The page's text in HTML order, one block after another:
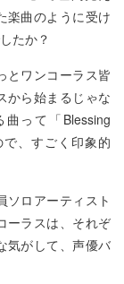
楽曲のように受け
たか？
とワンコーラス皆
から始まるじゃな
って「Blessing
、すごく印象的
ソロアーティスト
ーラスは、それぞ
気がして、声優バ